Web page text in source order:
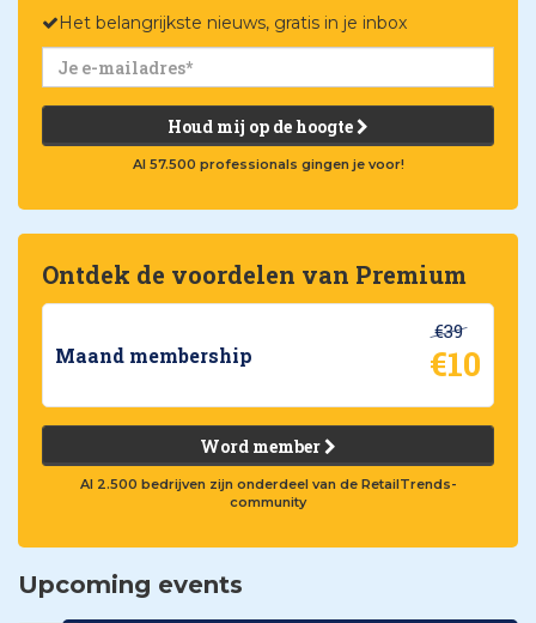
Het belangrijkste nieuws, gratis in je inbox
Houd mij op de hoogte
Al 57.500 professionals gingen je voor!
Ontdek de voordelen van Premium
Maand membership
€39
€10
Word member
Al 2.500 bedrijven zijn onderdeel van de RetailTrends-
community
Upcoming events